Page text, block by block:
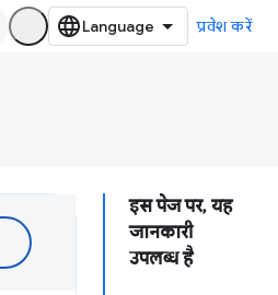
प्रवेश करें
इस पेज पर, यह
जानकारी
उपलब्ध है